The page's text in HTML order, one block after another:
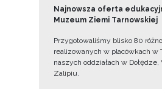
Najnowsza oferta
Muzeum Ziemi Tarnowskiej
Przygotowaliśmy blisko 80
realizowanych w placówkach w
naszych oddziałach w
Zalipiu.